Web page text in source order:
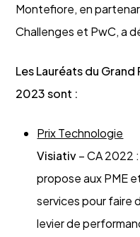
Montefiore, en
Challenges et PwC, a
Les Lauréats du
2023 sont :
Prix Technologie
Visiativ– CA 2022
propose aux PME
services pour faire
levier de